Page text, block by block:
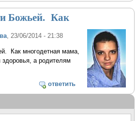
Божьей. Как
, 23/06/2014 - 21:38
Как многодетная мама,
а родителям
ответить